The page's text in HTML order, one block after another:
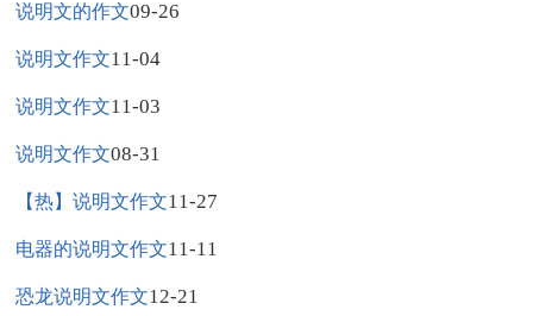
说明文的作文09-26
说明文作文11-04
说明文作文11-03
说明文作文08-31
【热】说明文作文11-27
电器的说明文作文11-11
恐龙说明文作文12-21